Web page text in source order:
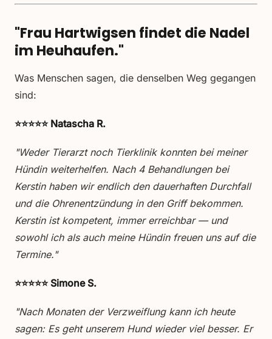
"Frau Hartwigsen findet die Nadel
im Heuhaufen."
Was Menschen sagen, die denselben Weg gegangen
sind:
⭐⭐⭐⭐⭐ Natascha R.
"Weder Tierarzt noch Tierklinik konnten bei meiner
Hündin weiterhelfen. Nach 4 Behandlungen bei
Kerstin haben wir endlich den dauerhaften Durchfall
und die Ohrenentzündung in den Griff bekommen.
Kerstin ist kompetent, immer erreichbar — und
sowohl ich als auch meine Hündin freuen uns auf die
Termine."
⭐⭐⭐⭐⭐ Simone S.
"Nach Monaten der Verzweiflung kann ich heute
sagen: Es geht unserem Hund wieder viel besser. Er